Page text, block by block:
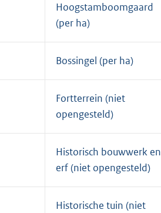
Hoogstamboomgaard
(per ha)
Bossingel (per ha)
Fortterrein (niet
opengesteld)
Historisch bouwwerk en
erf (niet opengesteld)
Historische tuin (niet